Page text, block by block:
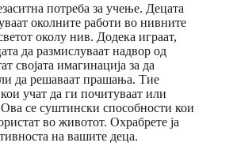
потреба за учење. Децата
околните работи во нивните
околу нив. Додека играат,
да размислуваат надвор од
својата имагинација за да
да решаваат прашања. Тие
учат да ги почитуваат или
се суштински способности кои
во животот. Охрабрете ја
на вашите деца.